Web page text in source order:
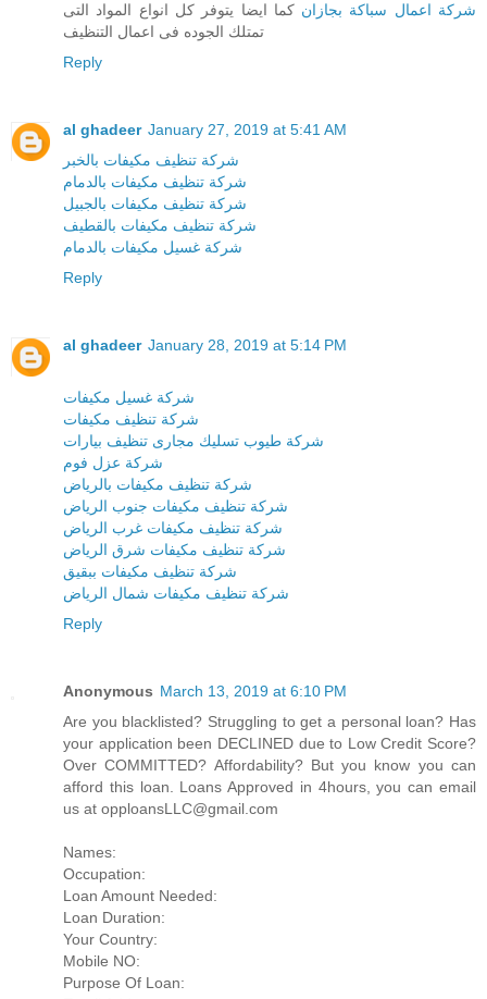
شركة اعمال سباكة بجازان كما ايضا يتوفر كل انواع المواد التى
تمتلك الجوده فى اعمال التنظيف
Reply
al ghadeer January 27, 2019 at 5:41 AM
شركة تنظيف مكيفات بالخبر
شركة تنظيف مكيفات بالدمام
شركة تنظيف مكيفات بالجبيل
شركة تنظيف مكيفات بالقطيف
شركة غسيل مكيفات بالدمام
Reply
al ghadeer January 28, 2019 at 5:14 PM
شركة غسيل مكيفات
شركة تنظيف مكيفات
شركة طيوب تسليك مجارى تنظيف بيارات
شركة عزل فوم
شركة تنظيف مكيفات بالرياض
شركة تنظيف مكيفات جنوب الرياض
شركة تنظيف مكيفات غرب الرياض
شركة تنظيف مكيفات شرق الرياض
شركة تنظيف مكيفات ببقيق
شركة تنظيف مكيفات شمال الرياض
Reply
Anonymous March 13, 2019 at 6:10 PM
Are you blacklisted? Struggling to get a personal loan? Has
your application been DECLINED due to Low Credit Score?
Over COMMITTED? Affordability? But you know you can
afford this loan. Loans Approved in 4hours, you can email
us at opploansLLC@gmail.com
Names:
Occupation:
Loan Amount Needed:
Loan Duration:
Your Country:
Mobile NO:
Purpose Of Loan: